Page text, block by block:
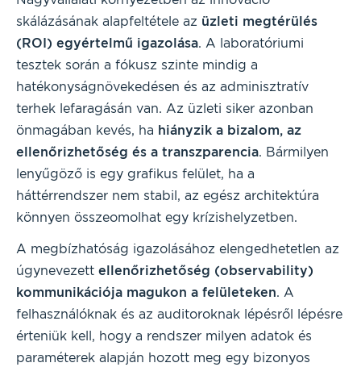
skálázásának alapfeltétele az üzleti megtérülés
(ROI) egyértelmű igazolása. A laboratóriumi
tesztek során a fókusz szinte mindig a
hatékonyságnövekedésen és az adminisztratív
terhek lefaragásán van. Az üzleti siker azonban
önmagában kevés, ha hiányzik a bizalom, az
ellenőrizhetőség és a transzparencia. Bármilyen
lenyűgöző is egy grafikus felület, ha a
háttérrendszer nem stabil, az egész architektúra
könnyen összeomolhat egy krízishelyzetben.
A megbízhatóság igazolásához elengedhetetlen az
úgynevezett ellenőrizhetőség (observability)
kommunikációja magukon a felületeken. A
felhasználóknak és az auditoroknak lépésről lépésre
érteniük kell, hogy a rendszer milyen adatok és
paraméterek alapján hozott meg egy bizonyos